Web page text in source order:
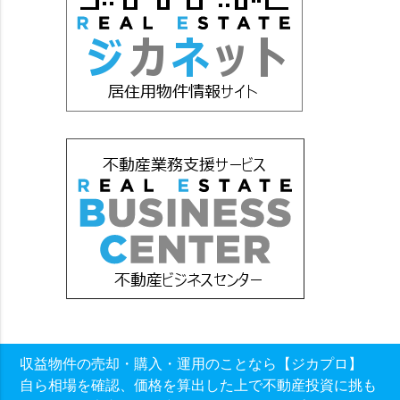
収益物件の売却・購入・運用のことなら【ジカプロ】
自ら相場を確認、価格を算出した上で不動産投資に挑も